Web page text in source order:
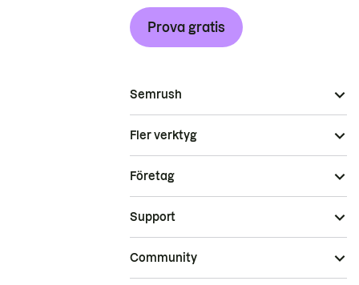
Prova gratis
Semrush
Fler verktyg
Företag
Support
Community